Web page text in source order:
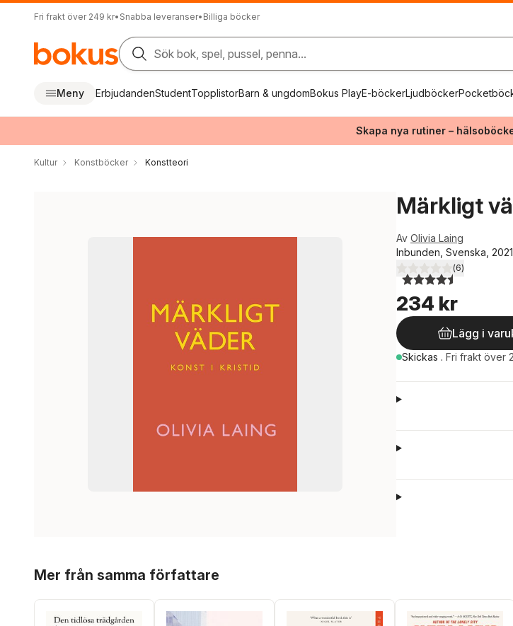
Fri frakt över 249 kr• Snabba leveranser• Billiga böcker
Sök bok, spel, pussel, penna...
Meny ErbjudandenStudentTopplistorBarn & ungdomBokus PlayE-böckerLjudböcker
Skapa nya rutiner –
Kultur Konstböcker Konstteori
Märkligt
Av Olivia Laing
Inbunden, Svenska, 2021
4,5utav 5 stjärnor. Totalt
(6)
234 kr
Lägg i
Skickas . Fri frakt över
Mer från samma författare